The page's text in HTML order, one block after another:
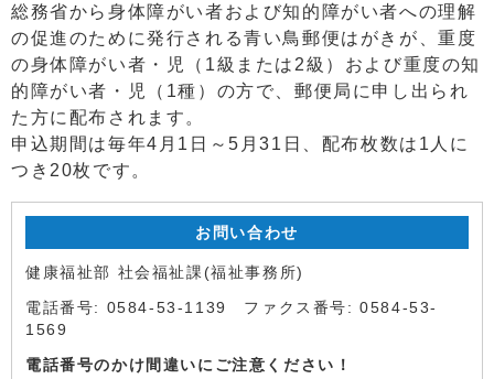
総務省から身体障がい者および知的障がい者への理解
の促進のために発行される青い鳥郵便はがきが、重度
の身体障がい者・児（1級または2級）および重度の知
的障がい者・児（1種）の方で、郵便局に申し出られ
た方に配布されます。
申込期間は毎年4月1日～5月31日、配布枚数は1人に
つき20枚です。
お問い合わせ
健康福祉部 社会福祉課(福祉事務所)
電話番号: 0584-53-1139 ファクス番号: 0584-53-
1569
電話番号のかけ間違いにご注意ください！